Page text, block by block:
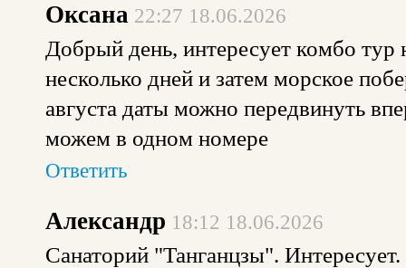
Оксана 22:27 18.06.2026
Добрый день, интересует комбо
несколько дней и затем морское
августа даты можно передвинуть
можем в одном номере
Ответить
Александр 18:12 18.06.2026
Санаторий "Танганцзы".